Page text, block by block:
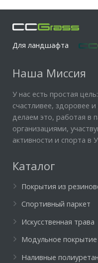
Для ландшафта
Наша Миссия
У нас есть простая
счастливее, здоровее
делаем это, работая в
организациями,
активности и спорта в
Каталог
Покрытия из
Спортивный паркет
Искусственная трава
Модульное покрытие
Наливные